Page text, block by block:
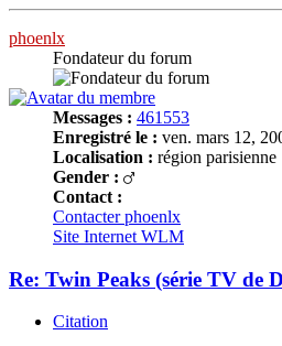
phoenlx
Fondateur du forum
Messages : 461553
Enregistré le : ven. mars 12,
Localisation : région parisienne
Gender :
Contact :
Contacter phoenlx
Site Internet WLM
Re: Twin Peaks (série TV de
Citation